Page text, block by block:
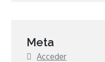
Meta
Acceder